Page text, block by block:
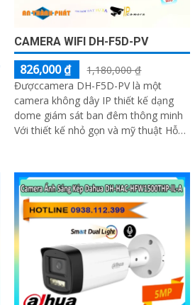
CAMERA WIFI DH-F5D-PV
826,000 ₫
1,180,000 ₫
Đượccamera DH-F5D-PV là một
camera không dây IP thiết kế dạng
dome giám sát ban đêm thông minh
Với thiết kế nhỏ gọn và mỹ thuật Hỗ
camera thích hợp cho nhiều loại công
trình